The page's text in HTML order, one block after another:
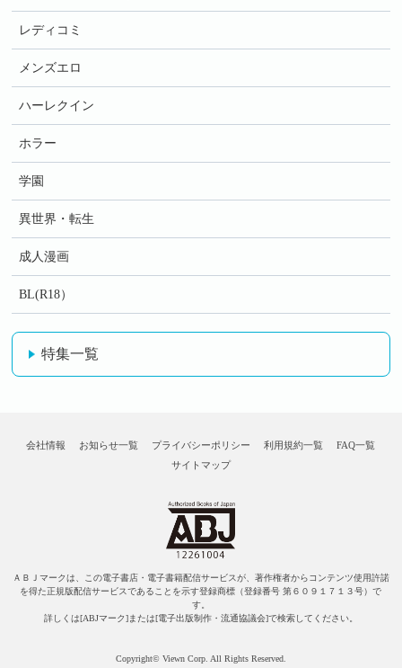
レディコミ
メンズエロ
ハーレクイン
ホラー
学園
異世界・転生
成人漫画
BL(R18）
特集一覧
会社情報 お知らせ一覧 プライバシーポリシー 利用規約一覧
FAQ一覧
サイトマップ
ＡＢＪマークは、この電子書店・電子書籍配信サービスが、著作権者からコンテンツ使用許諾
を得た正規版配信サービスであることを示す登録商標（登録番号 第６０９１７１３号）で
す。
詳しくは[ABJマーク]または[電子出版制作・流通協議会]で検索してください。
Copyright© Viewn Corp. All Rights Reserved.